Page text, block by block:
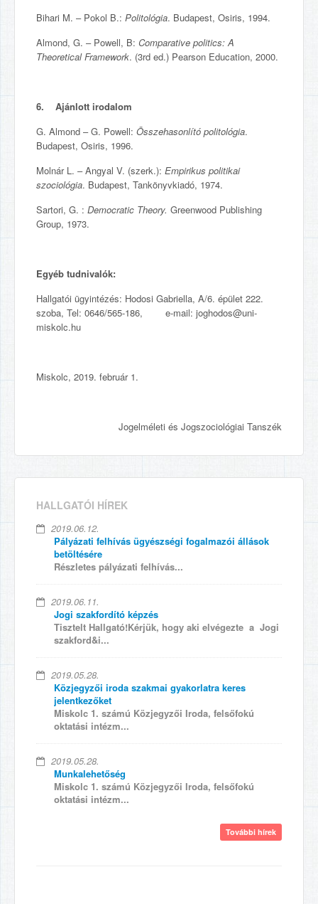
Bihari M. – Pokol B.: Politológia. Budapest, Osiris, 1994.
Almond, G. – Powell, B: Comparative politics: A
Theoretical Framework. (3rd ed.) Pearson Education, 2000.
6. Ajánlott irodalom
G. Almond – G. Powell: Összehasonlító politológia.
Budapest, Osiris, 1996.
Molnár L. – Angyal V. (szerk.): Empirikus politikai
szociológia. Budapest, Tankönyvkiadó, 1974.
Sartori, G. : Democratic Theory. Greenwood Publishing
Group, 1973.
Egyéb tudnivalók:
Hallgatói ügyintézés: Hodosi Gabriella, A/6. épület 222.
szoba, Tel: 0646/565-186, e-mail: joghodos@uni-
miskolc.hu
Miskolc, 2019. február 1.
Jogelméleti és Jogszociológiai Tanszék
HALLGATÓI HÍREK
2019.06.12.
Pályázati felhívás ügyészségi fogalmazói állások
betöltésére
Részletes pályázati felhívás...
2019.06.11.
Jogi szakfordító képzés
Tisztelt Hallgató!Kérjük, hogy aki elvégezte a Jogi
szakford&i...
2019.05.28.
Közjegyzői iroda szakmai gyakorlatra keres
jelentkezőket
Miskolc 1. számú Közjegyzői Iroda, felsőfokú
oktatási intézm...
2019.05.28.
Munkalehetőség
Miskolc 1. számú Közjegyzői Iroda, felsőfokú
oktatási intézm...
További hírek